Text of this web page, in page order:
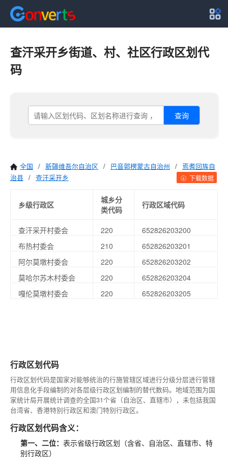
查汗采开乡街道、村、社区行政区划代
码
查询
全国 / 新疆维吾尔自治区 / 巴音郭楞蒙古自治州 / 焉耆回族自
治县 / 查汗采开乡 下载数据
乡级行政区
城乡分
类代码
行政区域代码
查汗采开村委会 220
652826203200
布热村委会
210
652826203201
阿尔莫墩村委会
220
652826203202
莫哈尔苏木村委会
220
652826203204
嘎伦莫墩村委会
220 652826203205
行政区划代码
行政区划代码是国家对能够统治的行施管辖区域进行分级分层进行管辖
用信息化手段编制的对各层级行政区划编制的替代数码。地域范围为国
家统计局开展统计调查的全国31个省（自治区、直辖市），未包括我国
台湾省、香港特别行政区和澳门特别行政区。
行政区划代码含义：
第一、二位： 表示省级行政区划（含省、自治区、直辖市、特
别行政区）